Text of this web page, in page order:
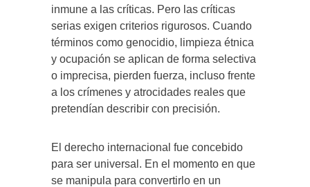
inmune a las críticas. Pero las críticas
serias exigen criterios rigurosos. Cuando
términos como genocidio, limpieza étnica
y ocupación se aplican de forma selectiva
o imprecisa, pierden fuerza, incluso frente
a los crímenes y atrocidades reales que
pretendían describir con precisión.
El derecho internacional fue concebido
para ser universal. En el momento en que
se manipula para convertirlo en un